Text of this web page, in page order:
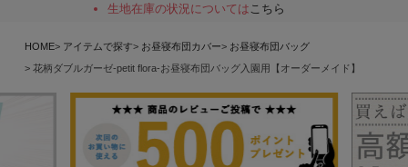
生地在庫の状況についてはこちら
HOME アイテムで探す お昼寝布団カバー
お昼寝布団バッグ
花柄ダブルガーゼ-petit flora-お昼寝布団バッグ入園用【オーダーメイド】